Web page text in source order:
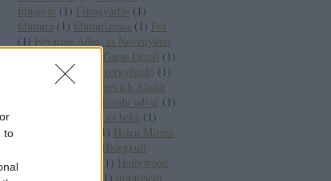
to
filmgyár ( 1 ) Filmgyártás ( 1 )
filmtúra ( 1 ) filmturizmus ( 1 ) Fót
( 1 ) Fővárosi Állat- és Növénykert
Garas Dezső ( 1 )
Gellért Szálló és Gyórgyfürdő ( 1 )
Gera Zoltán
Gerevich Aladár
Gozsdu udvar ( 1 )
Háború és béke ( 1 )
1 ) Helen Mirren
Hidegkuti
Nándor
1 ) Hollywood
1 ) installáció